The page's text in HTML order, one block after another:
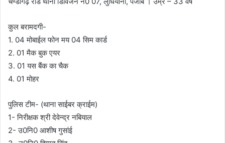
कुल बरामदगी-
1. 04 मोबाईल फोन मय 04 सिम कार्ड
2. 01 मैक बुक एयर
3. 01 यस बैंक का चैक
4. 01 मोहर
पुलिस टीम- (थाना साईबर क्राईम)
1- निरीक्षक श्री देवेन्द्र नबियाल
2- उ0नि0 आशीष गुसांई